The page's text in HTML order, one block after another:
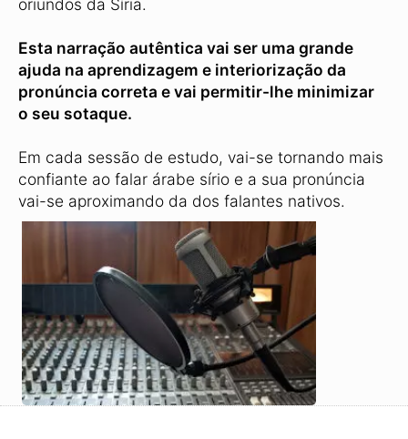
oriundos da Síria.
Esta narração autêntica vai ser uma grande
ajuda na aprendizagem e interiorização da
pronúncia correta e vai permitir-lhe minimizar
o seu sotaque.
Em cada sessão de estudo, vai-se tornando mais
confiante ao falar árabe sírio e a sua pronúncia
vai-se aproximando da dos falantes nativos.